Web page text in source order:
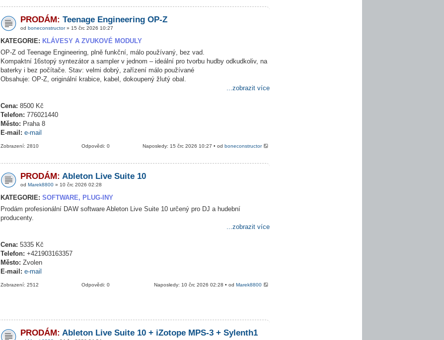
PRODÁM: Teenage Engineering OP-Z
od boneconstructor» 15 črc 2026 10:27
KATEGORIE: KLÁVESY A ZVUKOVÉ MODULY
OP-Z od Teenage Engineering, plně funkční, málo používaný, bez vad.
Kompaktní 16stopý syntezátor a sampler v jednom – ideální pro tvorbu hudby odkudkoliv, na
baterky i bez počítače. Stav: velmi dobrý, zařízení málo používané
Obsahuje: OP-Z, originální krabice, kabel, dokoupený žlutý obal.
...zobrazit více
Cena: 8500 Kč
Telefon: 776021440
Město: Praha 8
E-mail: e-mail
Naposledy: 15 črc 2026 10:27 • odboneconstructor
Odpovědi: 0
Zobrazení: 2810
PRODÁM: Ableton Live Suite 10
od Marek8800 » 10 črc 2026 02:28
KATEGORIE: SOFTWARE, PLUG-INY
Prodám profesionální DAW software Ableton Live Suite 10 určený pro DJ a hudební
producenty.
...zobrazit více
Cena: 5335 Kč
Telefon: +421903163357
Město: Zvolen
E-mail: e-mail
Naposledy: 10 črc 2026 02:28 • odMarek8800
Odpovědi: 0
Zobrazení: 2512
PRODÁM: Ableton Live Suite 10 + iZotope MPS-3 + Sylenth1